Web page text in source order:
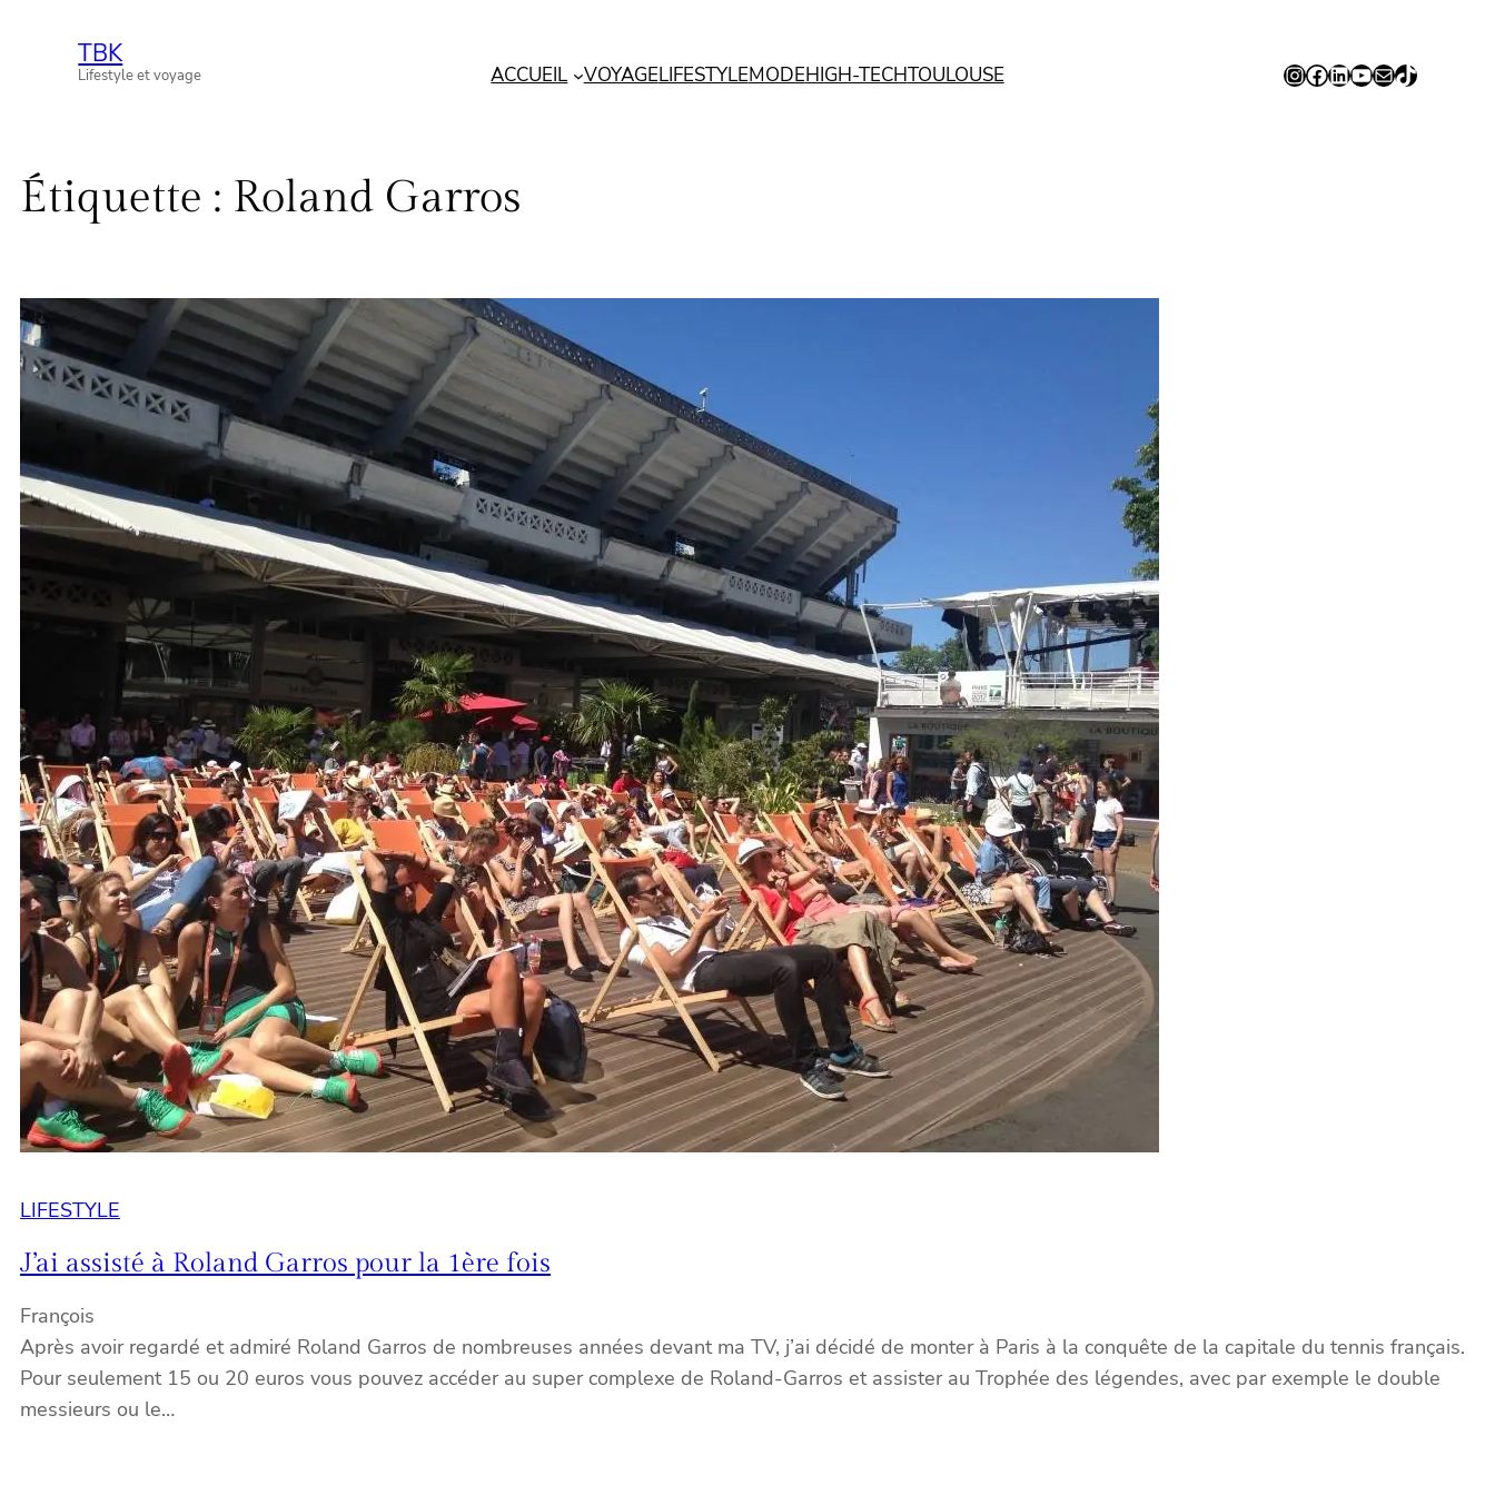
contenu
TBK
Lifestyle et voyage ACCUEIL VOYAGELIFESTYLEMODEHIGH-TECHTOULOUSE InstagramFacebook LinkedIn YouTube E-mail TikTok
Étiquette : Roland Garros
LIFESTYLE
J’ai assisté à Roland Garros pour la 1ère fois
François
Après avoir regardé et admiré Roland Garros de nombreuses années devant ma TV, j’ai décidé de monter à Paris à la conquête de la capitale du tennis français.
Pour seulement 15 ou 20 euros vous pouvez accéder au super complexe de Roland-Garros et assister au Trophée des légendes, avec par exemple le double
messieurs ou le…